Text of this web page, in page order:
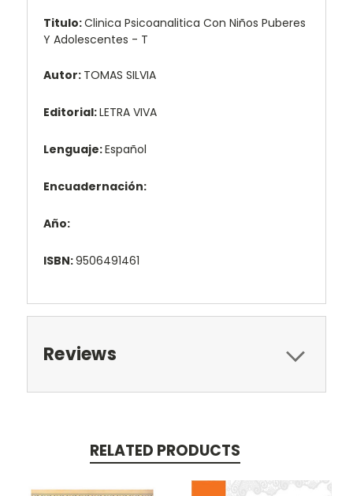
Titulo:Clinica Psicoanalitica Con Niños Puberes
Y Adolescentes - T
Autor: TOMAS SILVIA
Editorial:LETRA VIVA
Lenguaje:Español
Encuadernación:
Año:
ISBN:9506491461
Reviews
RELATED PRODUCTS